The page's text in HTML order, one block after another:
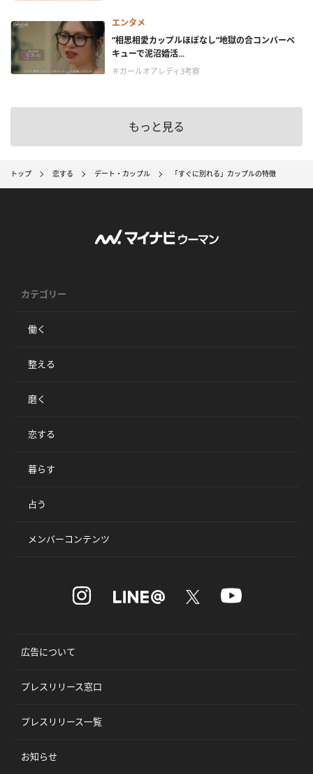
エンタメ
“相思相愛カップルほぼなし”地獄の合コンバーベ
キューで泥沼婚活...
＃ガールオアレディ3考察
もっと見る
トップ 恋する デート・カップル 「すぐに別れる」カップルの特徴
カテゴリー
働く
整える
磨く
恋する
暮らす
占う
メンバーコンテンツ
広告について
プレスリリース窓口
プレスリリース一覧
お知らせ